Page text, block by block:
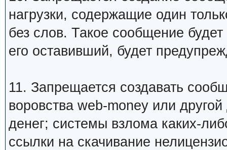
нагрузки, содержащие один
без слов. Такое сообщение
его оставивший, будет
11. Запрещается создавать
воровства web-money или
денег; системы взлома каких-
ссылки на скачивание